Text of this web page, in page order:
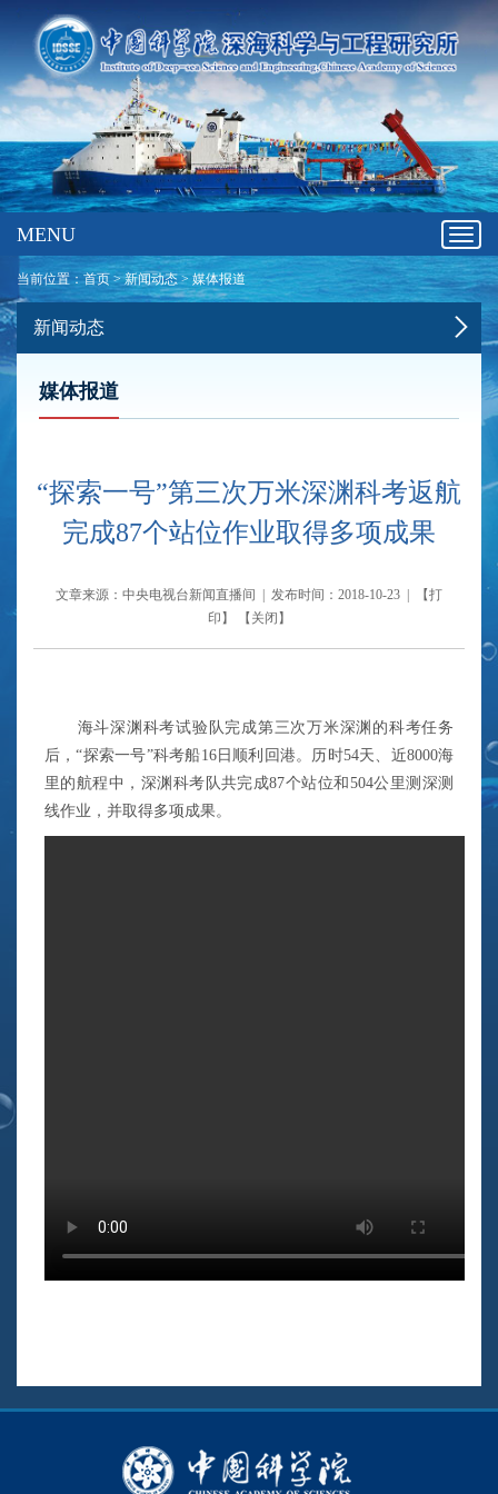
MENU
当前位置：首页 >新闻动态>媒体报道
新闻动态
媒体报道
“探索一号”第三次万米深渊科考返航
完成87个站位作业取得多项成果
文章来源：中央电视台新闻直播间 | 发布时间：2018-10-23 | 【打
印 】 【 关闭 】
海斗深渊科考试验队完成第三次万米深渊的科考任务
后，“探索一号”科考船16日顺利回港。历时54天、近8000海
里的航程中，深渊科考队共完成87个站位和504公里测深测
线作业，并取得多项成果。